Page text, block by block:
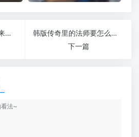
1.80战士可以依靠技能来完成战斗吗
韩版传奇里的法师要怎么配搭
下一篇